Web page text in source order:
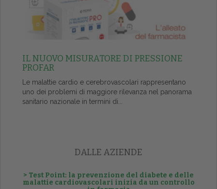
IL NUOVO MISURATORE DI PRESSIONE
PROFAR
Le malattie cardio e cerebrovascolari rappresentano
uno dei problemi di maggiore rilevanza nel panorama
sanitario nazionale in termini di...
DALLE AZIENDE
> Test Point: la prevenzione del diabete e delle
malattie cardiovascolari inizia da un controllo